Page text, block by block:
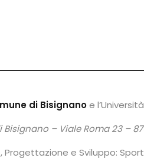
di Bisignanoe l’Università
Bisignano – Viale Roma 23 –
Progettazione e Sviluppo: